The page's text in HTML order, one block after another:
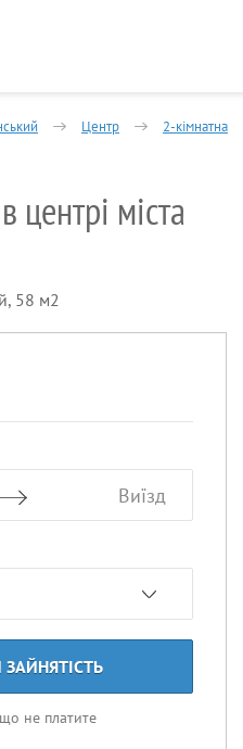
Центр 2-кімнатна
центрі міста
58 м2
Виїзд
ЗАЙНЯТІСТЬ
не платите